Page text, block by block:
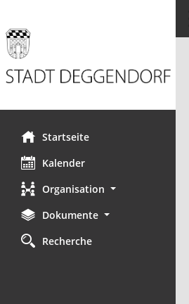
Startseite
Kalender
Organisation
Dokumente
Recherche